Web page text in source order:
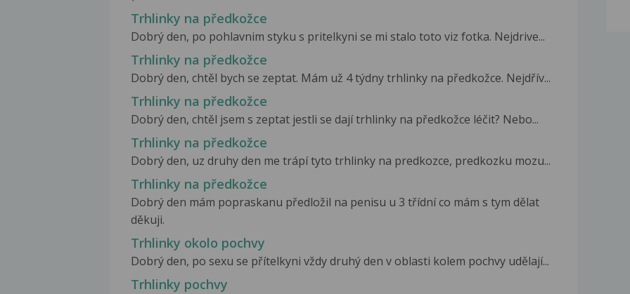
Trhlinky na předkožce
Dobrý den, po pohlavnim styku s pritelkyni se mi stalo toto viz fotka. Nejdrive...
Trhlinky na předkožce
Dobrý den, chtěl bych se zeptat. Mám už 4 týdny trhlinky na předkožce. Nejdřív...
Trhlinky na předkožce
Dobrý den, chtěl jsem s zeptat jestli se dají trhlinky na předkožce léčit? Nebo...
Trhlinky na předkožce
Dobrý den, uz druhy den me trápí tyto trhlinky na predkozce, predkozku mozu...
Trhlinky na předkožce
Dobrý den mám popraskanu předložil na penisu u 3 třídní co mám s tym dělat
děkuji.
Trhlinky okolo pochvy
Dobrý den, po sexu se přítelkyni vždy druhý den v oblasti kolem pochvy udělají...
Trhlinky pochvy